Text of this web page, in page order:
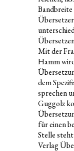
Mit der
Hamm
dem
sprechen
Guggolz
für einen
Stelle
Verlag